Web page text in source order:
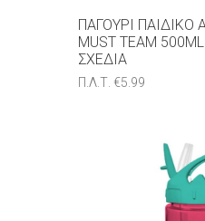
ΠΑΓΟΎΡΙ ΠΑΙΔΙΚΌ
MUST TEAM
ΣXΈΔΙΑ
Π.Λ.Τ. €5.99